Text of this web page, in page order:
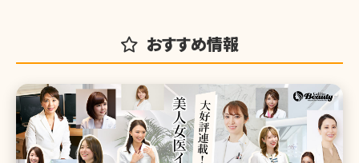
おすすめ情報